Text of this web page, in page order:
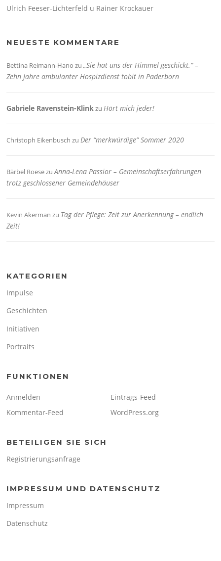
Ulrich Feeser-Lichterfeld u Rainer Krockauer
NEUESTE KOMMENTARE
Bettina Reimann-Hano zu„Sie hat uns der Himmel geschickt.“ –
Zehn Jahre ambulanter Hospizdienst tobit in Paderborn
Gabriele Ravenstein-KlinkzuHört mich jeder!
Christoph Eikenbusch zuDer “merkwürdige” Sommer 2020
Bärbel RoesezuAnna-Lena Passior – Gemeinschaftserfahrungen
trotz geschlossener Gemeindehäuser
Kevin Akerman zu Tag der Pflege: Zeit zur Anerkennung – endlich
Zeit!
KATEGORIEN
Impulse
Geschichten
Initiativen
Portraits
FUNKTIONEN
Anmelden
Eintrags-Feed
Kommentar-Feed
WordPress.org
BETEILIGEN SIE SICH
Registrierungsanfrage
IMPRESSUM UND DATENSCHUTZ
Impressum
Datenschutz